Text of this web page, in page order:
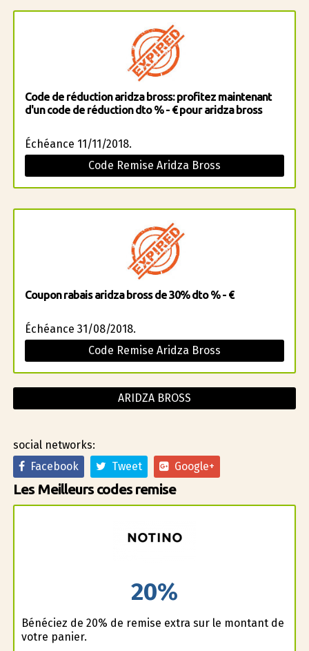
Code de réduction aridza bross: profitez maintenant
d'un code de réduction dto % - € pour aridza bross
Échéance 11/11/2018.
Code Remise Aridza Bross
Coupon rabais aridza bross de 30% dto % - €
Échéance 31/08/2018.
Code Remise Aridza Bross
ARIDZA BROSS
social networks:
Facebook
Tweet Google+
Les Meilleurs codes remise
20%
Bénéficiez de 20% de remise extra sur le montant de
votre panier.